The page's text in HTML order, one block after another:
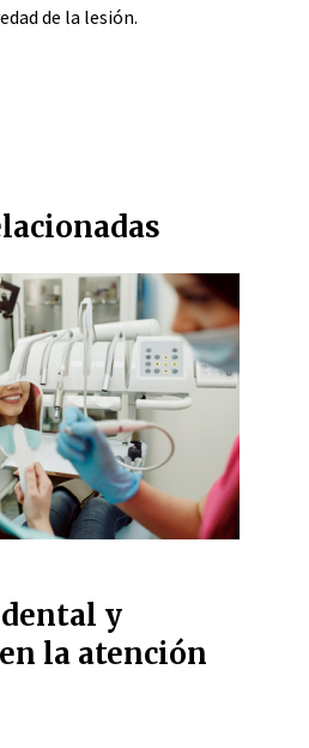
de la lesión.
y
la atención